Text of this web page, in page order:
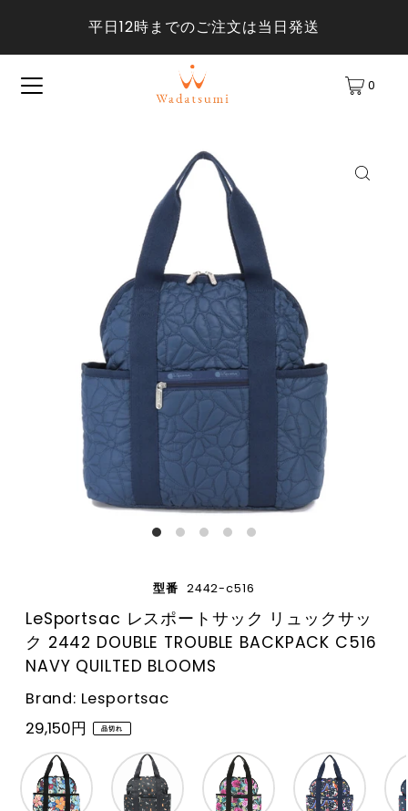
平日12時までのご注文は当日発送
0
型番 2442-c516
LeSportsac レスポートサック リュックサッ
ク 2442 DOUBLE TROUBLE BACKPACK C516
NAVY QUILTED BLOOMS
Brand: Lesportsac
29,150円 品切れ